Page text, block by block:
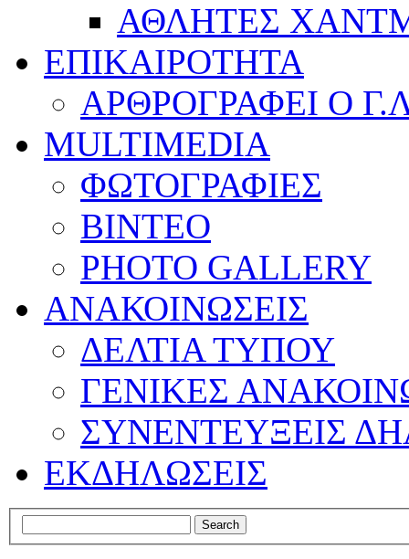
ΑΘΛΗΤΕΣ
ΕΠΙΚΑΙΡΟΤΗΤΑ
ΑΡΘΡΟΓΡΑΦΕΙ Ο
MULTIMEDIA
ΦΩΤΟΓΡΑΦΙΕΣ
ΒΙΝΤΕΟ
PHOTO GALLERY
ΑΝΑΚΟΙΝΩΣΕΙΣ
ΔΕΛΤΙΑ ΤΥΠΟΥ
ΓΕΝΙΚΕΣ
ΣΥΝΕΝΤΕΥΞΕΙΣ
ΕΚΔΗΛΩΣΕΙΣ